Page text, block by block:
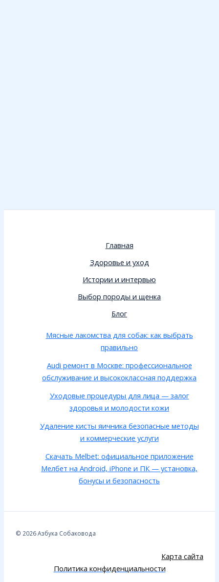
Главная
Здоровье и уход
Истории и интервью
Выбор породы и щенка
Блог
Мясные лакомства для собак: как выбрать
правильно
Audi ремонт в Москве: профессиональное
обслуживание и высококлассная поддержка
Уходовые процедуры для лица — залог
здоровья и молодости кожи
Удаление кисты яичника безопасные методы
и коммерческие услуги
Скачать Melbet: официальное приложение
Мелбет на Android, iPhone и ПК — установка,
бонусы и безопасность
© 2026 Азбука Собаковода
Карта сайта
Политика конфиденциальности